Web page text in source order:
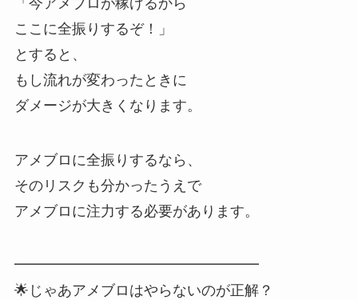
ここに全振りするぞ！」
とすると、
もし流れが変わったときに
ダメージが大きくなります。
アメブロに全振りするなら、
そのリスクも分かったうえで
アメブロに注力する必要があります。
━━━━━━━━━━━━━━━━━
🌟じゃあアメブロはやらないのが正解？